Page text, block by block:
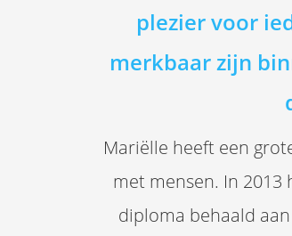
plezier voor
merkbaar zijn
Mariëlle heeft een
met mensen. In
diploma behaald